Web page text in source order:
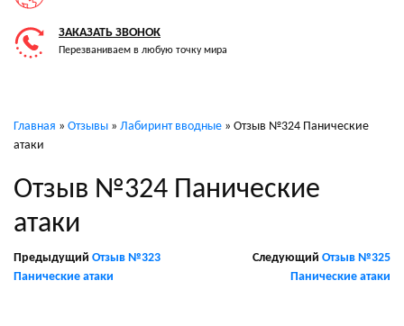
ЗАКАЗАТЬ ЗВОНОК
Перезваниваем в любую точку мира
Главная » Отзывы » Лабиринт вводные » Отзыв №324 Панические
атаки
Отзыв №324 Панические
атаки
Предыдущий Отзыв №323
Панические атаки
Следующий Отзыв №325
Панические атаки